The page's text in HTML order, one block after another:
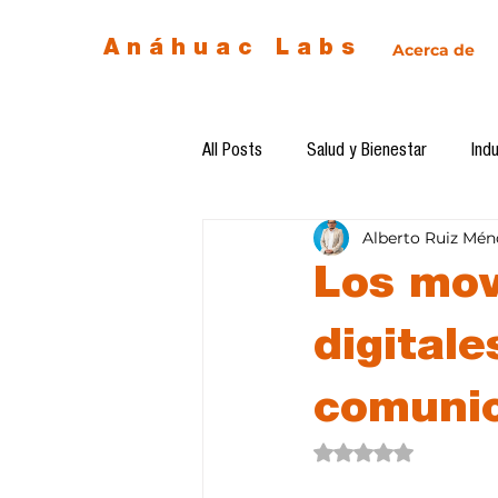
Anáhuac Labs Acerca de
All Posts Salud y Bienestar
Egresados Inteligencia
Diseño de futuro Ética de la
Software del mes Cursos
Los
Alberto Ruiz
Obtuvo NaN de 5